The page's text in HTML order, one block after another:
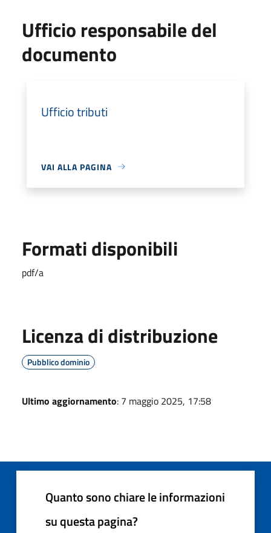
Ufficio responsabile del
documento
Ufficio tributi
VAI ALLA PAGINA
Formati disponibili
pdf/a
Licenza di distribuzione
Pubblico dominio
Ultimo aggiornamento: 7 maggio 2025, 17:58
Quanto sono chiare le informazioni
su questa pagina?